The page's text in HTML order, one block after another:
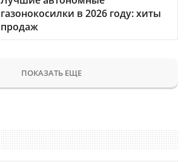
газонокосилки в 2026 году: хиты
продаж
ПОКАЗАТЬ ЕЩЕ